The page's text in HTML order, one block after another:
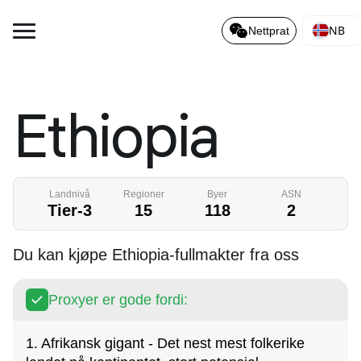
Nettprat NB
Ethiopia
Landnivå
Tier-3
Regioner
15
Byer
118
ASN
2
Du kan kjøpe Ethiopia-fullmakter fra oss
Proxyer er gode fordi:
1. Afrikansk gigant - Det nest mest folkerike